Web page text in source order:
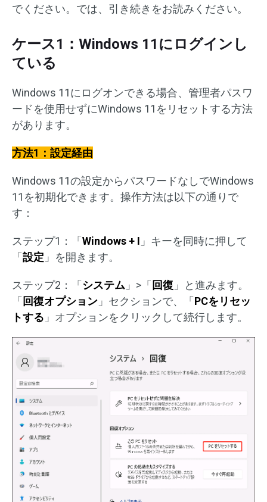
でください。では、引き続きをお読みください。
ケース1：Windows 11にログインし
ている
Windows 11にログオンできる場合、管理者パスワ
ードを使用せずにWindows 11をリセットする方法
があります。
方法1：設定経由
Windows 11の設定からパスワードなしでWindows
11を初期化できます。操作方法は以下の通りで
す：
ステップ1：「 Windows + I 」キーを同時に押して
「 設定 」を開きます。
ステップ2：「 システム 」>「 回復 」と進みます。
「 回復オプション 」セクションで、「 PCをリセッ
トする 」オプションをクリックして続行します。